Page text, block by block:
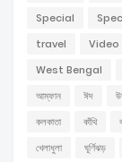
Special
travel
Video
West Bengal
আম্ফান
ঈদ
কলকাতা
কাঁথি
খেলাধুলা
ঘূর্ণিঝড়